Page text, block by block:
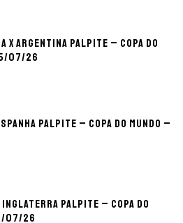
x Argentina palpite – Copa do
07/26
palpite – Copa do Mundo –
Inglaterra palpite – Copa do
07/26